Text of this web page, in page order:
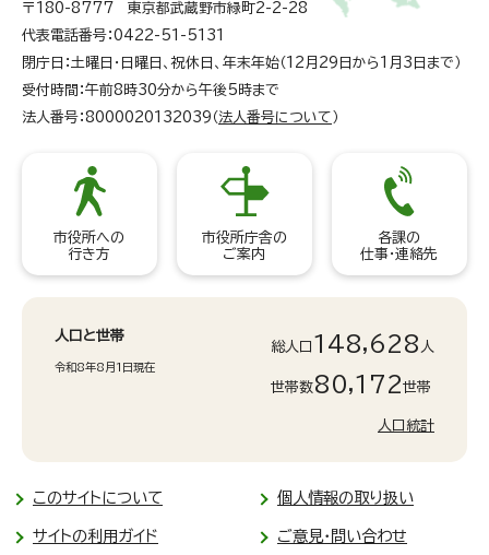
〒180-8777 東京都武蔵野市緑町2-2-28
代表電話番号：0422-51-5131
閉庁日：土曜日・日曜日、祝休日、年末年始（12月29日から1月3日まで）
受付時間：午前8時30分から午後5時まで
法人番号：8000020132039（ 法人番号について ）
市役所への
行き方
市役所庁舎の
ご案内
各課の
仕事・連絡先
人口と世帯
令和8年8月1日現在
総人口 148,628 人
世帯数80,172世帯
人口統計
このサイトについて 個人情報の取り扱い
サイトの利用ガイド ご意見・問い合わせ